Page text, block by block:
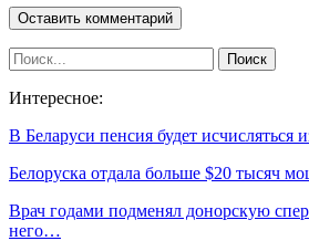
Интересное:
В Беларуси пенсия будет исчисляться
Белоруска отдала больше $20 тысяч
Врач годами подменял донорскую
него…